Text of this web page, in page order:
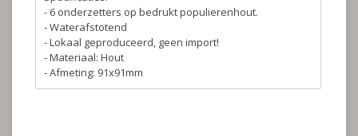
- 6 onderzetters op bedrukt populierenhout.
- Waterafstotend
- Lokaal geproduceerd, geen import!
- Materiaal: Hout
- Afmeting: 91x91mm